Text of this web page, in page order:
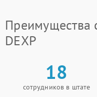
Преимущества
DEXP
18
сотрудников в штате